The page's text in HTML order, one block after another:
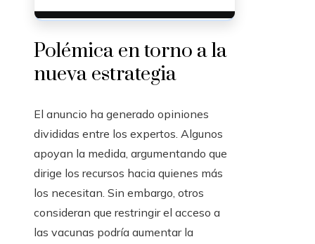
Polémica en torno a la
nueva estrategia
El anuncio ha generado opiniones
divididas entre los expertos. Algunos
apoyan la medida, argumentando que
dirige los recursos hacia quienes más
los necesitan. Sin embargo, otros
consideran que restringir el acceso a
las vacunas podría aumentar la